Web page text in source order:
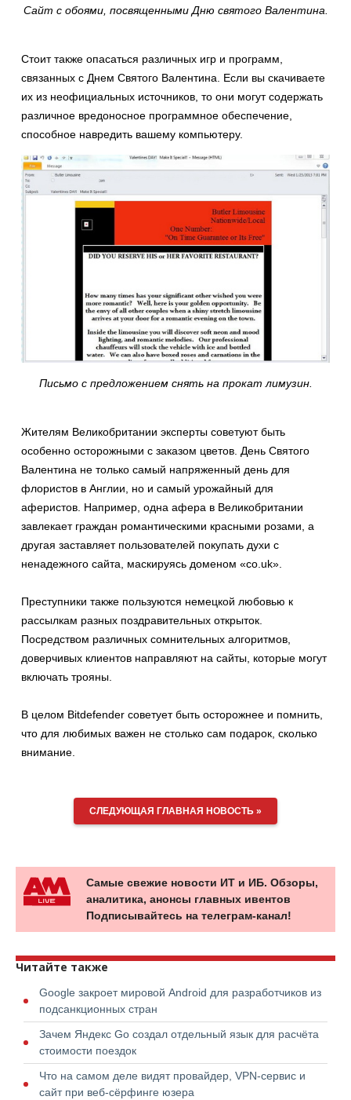
Сайт с обоями, посвященными Дню святого Валентина.
Стоит также опасаться различных игр и программ,
связанных с Днем Святого Валентина. Если вы скачиваете
их из неофициальных источников, то они могут содержать
различное вредоносное программное обеспечение,
способное навредить вашему компьютеру.
Письмо с предложением снять на прокат лимузин.
Жителям Великобритании эксперты советуют быть
особенно осторожными с заказом цветов. День Святого
Валентина не только самый напряженный день для
флористов в Англии, но и самый урожайный для
аферистов. Например, одна афера в Великобритании
завлекает граждан романтическими красными розами, а
другая заставляет пользователей покупать духи с
ненадежного сайта, маскируясь доменом «co.uk».
Преступники также пользуются немецкой любовью к
рассылкам разных поздравительных открыток.
Посредством различных сомнительных алгоритмов,
доверчивых клиентов направляют на сайты, которые могут
включать трояны.
В целом Bitdefender советует быть осторожнее и помнить,
что для любимых важен не столько сам подарок, сколько
внимание.
СЛЕДУЮЩАЯ ГЛАВНАЯ НОВОСТЬ »
Самые свежие новости ИТ и ИБ. Обзоры,
аналитика, анонсы главных ивентов
Подписывайтесь на телеграм-канал!
Читайте также
Google закроет мировой Android для разработчиков из
подсанкционных стран
Зачем Яндекс Go создал отдельный язык для расчёта
стоимости поездок
Что на самом деле видят провайдер, VPN-сервис и
сайт при веб-сёрфинге юзера